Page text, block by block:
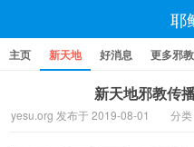
耶
主页 新天地 好消息 更多邪教
新天地邪教传
yesu.org 发布于 2019-08-01 分类